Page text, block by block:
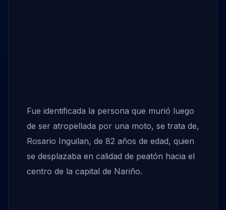
Fue identificada la persona que murió luego
de ser atropellada por una moto, se trata de,
Rosario Inguilan, de 82 años de edad, quien
se desplazaba en calidad de peatón hacia el
centro de la capital de Nariño.